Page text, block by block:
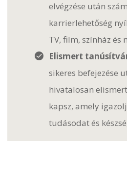
elvégzése után
karrierlehetőség
TV, film, színház és
Elismert
sikeres befejezése
hivatalosan
kapsz, amely
tudásodat és